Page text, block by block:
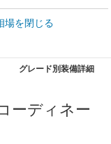
車買取相場
場を閉じる
グレード別装備詳細
ーディネー